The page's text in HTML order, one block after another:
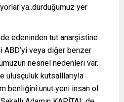
ya..durduğumuz yer
edeninden tut anarşistine
veya diğer benzer
nesnel nedenleri var.
ulusçuluk kutsalllarıyla
benliğini unut yeni insan ol